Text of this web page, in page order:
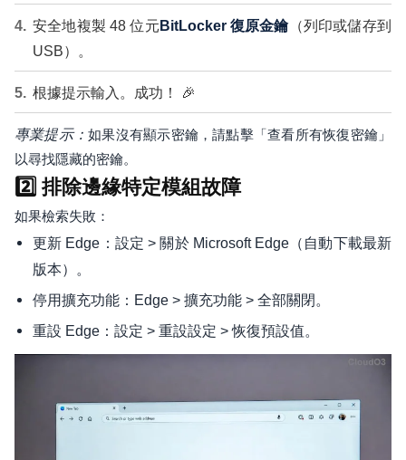
安全地複製 48 位元 BitLocker 復原金鑰（列印或儲存到
USB）。
根據提示輸入。成功！ 🎉
專業提示：如果沒有顯示密鑰，請點擊「查看所有恢復密鑰」
以尋找隱藏的密鑰。
2️⃣ 排除邊緣特定模組故障
如果檢索失敗：
更新 Edge：設定 > 關於 Microsoft Edge（自動下載最新
版本）。
停用擴充功能：Edge > 擴充功能 > 全部關閉。
重設 Edge：設定 > 重設設定 > 恢復預設值。